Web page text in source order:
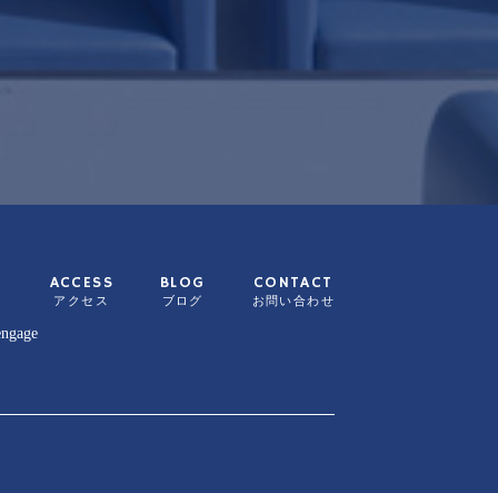
ACCESS
アクセス
BLOG
ブログ
CONTACT
お問い合わせ